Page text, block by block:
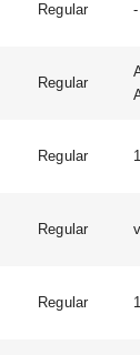
Regular -
Regular
Regular
Regular
Regular